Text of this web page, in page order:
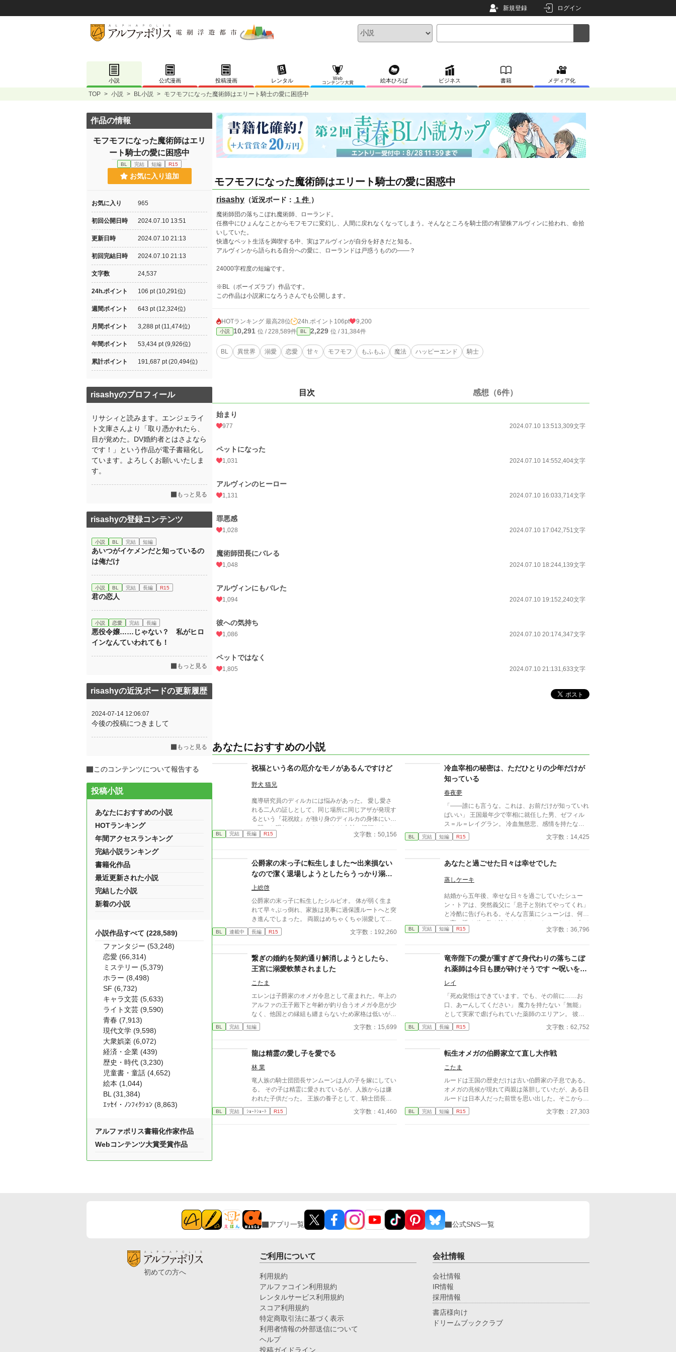
新規登録 ログイン
小説 公式漫画 投稿漫画 レンタル
Web
コンテンツ大賞
絵本ひろば ビジネス 書籍 メディア化
TOP > 小説 > BL小説 > モフモフになった魔術師はエリート騎士の愛に困惑中
モフモフになった魔術師はエリート騎士の愛に困惑中
risashy （近況ボード： 1 件 ）
魔術師団の落ちこぼれ魔術師、ローランド。
任務中にひょんなことからモフモフに変幻し、人間に戻れなくなってしまう。そんなところを騎士団の有望株アルヴィンに拾われ、命拾
いしていた。
快適なペット生活を満喫する中、実はアルヴィンが自分を好きだと知る。
アルヴィンから語られる自分への愛に、ローランドは戸惑うものの——？
24000字程度の短編です。
※BL（ボーイズラブ）作品です。
この作品は小説家になろうさんでも公開します。
HOTランキング 最高28位 24h.ポイント 106pt 9,200
小説 10,291 位 / 228,589件 BL 2,229 位 / 31,384件
BL 異世界 溺愛 恋愛 甘々 モフモフ もふもふ 魔法 ハッピーエンド 騎士
目次 感想（6件）
始まり
977 2024.07.10 13:513,309文字
ペットになった
1,031 2024.07.10 14:552,404文字
アルヴィンのヒーロー
1,131 2024.07.10 16:033,714文字
罪悪感
1,028 2024.07.10 17:042,751文字
魔術師団長にバレる
1,048 2024.07.10 18:244,139文字
アルヴィンにもバレた
1,094 2024.07.10 19:152,240文字
彼への気持ち
1,086 2024.07.10 20:174,347文字
ペットではなく
1,805 2024.07.10 21:131,633文字
あなたにおすすめの小説
祝福という名の厄介なモノがあるんですけど
野犬 猫兄
魔導研究員のディルカには悩みがあった。 愛し愛さ
れる二人の証しとして、同じ場所に同じアザが発現す
るという『花祝紋』が独り身のディルカの身体にいつ
の間にか現れていたのだ。 それは女神の祝福とまで
いわれるアザで、そんな大層なもの誰にも見せられる
ャ……イチャイチャしたいんですけど？！ □■ 少しで
も楽しんでいただけたら嬉しいです！ 完結しまし
11回BL大賞では、ポイントを入れてくださった皆
様、またお読みくださった皆様、どうもありがとうご
ざいましたm(__)m
BL 完結 長編 R15 文字数：50,156
冷血宰相の秘密は、ただひとりの少年だけが
知っている
春夜夢
「――誰にも言うな。これは、お前だけが知っていれ
ばいい」 王国最年少で宰相に就任した男、ゼフィル
ス＝ル＝レイグラン。 冷血無慈悲、感情を持たない
政の化け物として恐れられる彼は、 なぜか、貧民街
の少年リクを城へと引き取る。 誰に対しても一切の
く微笑む―― その裏に隠された、王政を揺るがす“と
ある秘密”とは。 孤児の少年が踏み入れたのは、 権謀
術数渦巻く宰相の世界と、 その胸に秘められた「決
りが出会い、 やがて世界を変えていく、 静かで、甘
くて、痛いほど愛しい恋の物語。
BL 完結 短編 R15 文字数：14,425
公爵家の末っ子に転生しました〜出来損ない
なので潔く退場しようとしたらうっかり溺愛
されてしまった件について〜
上総啓
公爵家の末っ子に転生したシルビオ。 体が弱く生ま
れて早々ぶっ倒れ、家族は見事に過保護ルートへと突
き進んでしまった。 両親はめちゃくちゃ溺愛してく
るし、超強い兄様はブラコンに育ち弟絶対守るマン
に……。 せっかくファンタジーの世界に転生したん
わる上位氷魔法が俺にだけ使えない？ しかも俺に使
える魔法は氷魔法じゃなく『神聖魔法』？というか
『神聖魔法』を操れるのは神に選ばれた愛し子だ
け……？ どうせ余命幾ばくもない出来損ないなら仕
方ない、お荷物の僕はさっさと今世からも退場しよ
う……と思ってたのに？ 偶然騎士たちを神聖魔法で
救って、何故か天使と呼ばれて崇められたり。終いに
は帝国最強の狂血皇子に溺愛されて囲われちゃった
り……いやいやちょっと待て。魔王様、主神様、まさ
ー。ならちょっとばかし遊んでもいいよね？と自由に
やってたら無駄に最強な奴らに溺愛されちゃってた受
(名義を統合しこちらに移動することになりました)
BL 連載中 長編 R15 文字数：192,260
あなたと過ごせた日々は幸せでした
蒸しケーキ
結婚から五年後、幸せな日々を過ごしていたシュー
ン・トアは、突然義父に「息子と別れてやってくれ」
と冷酷に告げられる。そんな言葉にシューンは、何一
つ言い返せず、飲み込むしかなかった。そして、夫で
あるアインス・キールに離婚を切り出すが、アインス
BL 完結 短編 R15 文字数：36,796
繋ぎの婚約を契約通り解消しようとしたら、
王宮に溺愛軟禁されました
こたま
エレンは子爵家のオメガ令息として産まれた。年上の
アルファの王子殿下と年齢が釣り合うオメガ令息が少
なく、他国との縁組も纏まらないため家格は低いが繋
ぎとして一応婚約をしている。王子のことは兄のよう
に慕っており、初恋の人ではあるけれど、契約終了時
えていた。ところが婚約解消時期の直前に王子宮に軟
禁された。結婚を承諾するまでここから出さないと王
子から溢れるほどの愛を与えられる。ハッピーエンド
オメガバースBLです。
BL 完結 短編 文字数：15,699
竜帝陛下の愛が重すぎて身代わりの落ちこぼ
れ薬師は今日も腰が砕けそうです 〜呪いを解
いたら一生離さないと宣言されました〜
レイ
「死ぬ覚悟はできています。でも、その前に……お
口、あーんしてください」 魔力を持たない「無能」
として実家で虐げられていた薬師のエリアン。 彼に
下されたのは、触れるものすべてを焼き尽くす「死の
竜帝」ヴァレリウスへの、身代わりの婚姻だった。
BL 完結 長編 R15 文字数：62,752
龍は精霊の愛し子を愛でる
林 業
竜人族の騎士団団長サンムーンは人の子を嫁にしてい
る。 その子は精霊に愛されているが、人族からは嫌
われた子供だった。 王族の養子として、騎士団長の
嫁として今日も楽しく自由に生きていく。
BL 完結 ｼｮｰﾄｼｮｰﾄ R15 文字数：41,460
転生オメガの伯爵家立て直し大作戦
こたま
ルードは王国の歴史だけは古い伯爵家の子息である。
オメガの兆候が現れて両親は落胆していたが、ある日
ルードは日本人だった前世を思い出した。そこから没
落した伯爵家の立て直しに奮闘する。ルードを手伝う
のは孤児院出身で従者のカーター…実は生後直ぐに隣
BL 完結 短編 R15 文字数：27,303
作品の情報
モフモフになった魔術師はエリ
ート騎士の愛に困惑中
BL 完結 短編 R15
お気に入り追加
お気に入り 965
初回公開日時 2024.07.10 13:51
更新日時 2024.07.10 21:13
初回完結日時 2024.07.10 21:13
文字数 24,537
24h.ポイント 106 pt (10,291位)
週間ポイント 643 pt (12,324位)
月間ポイント 3,288 pt (11,474位)
年間ポイント 53,434 pt (9,926位)
累計ポイント 191,687 pt (20,494位)
risashyのプロフィール
リサシィと読みます。エンジェライ
ト文庫さんより「取り憑かれたら、
目が覚めた。DV婚約者とはさよなら
です！」という作品が電子書籍化し
ています。よろしくお願いいたしま
す。
もっと見る
risashyの登録コンテンツ
小説 BL 完結 短編
あいつがイケメンだと知っているの
は俺だけ
小説 BL 完結 長編 R15
君の恋人
小説 恋愛 完結 長編
悪役令嬢……じゃない？ 私がヒロ
インなんていわれても！
もっと見る
risashyの近況ボードの更新履歴
2024-07-14 12:06:07
今後の投稿につきまして
もっと見る
このコンテンツについて報告する
投稿小説
あなたにおすすめの小説
HOTランキング
年間アクセスランキング
完結小説ランキング
書籍化作品
最近更新された小説
完結した小説
新着の小説
小説作品すべて (228,589)
ファンタジー (53,248)
恋愛 (66,314)
ミステリー (5,379)
ホラー (8,498)
SF (6,732)
キャラ文芸 (5,633)
ライト文芸 (9,590)
青春 (7,913)
現代文学 (9,598)
大衆娯楽 (6,072)
経済・企業 (439)
歴史・時代 (3,230)
児童書・童話 (4,652)
絵本 (1,044)
BL (31,384)
ｴｯｾｲ・ﾉﾝﾌｨｸｼｮﾝ (8,863)
アルファポリス書籍化作家作品
Webコンテンツ大賞受賞作品
アプリ一覧 公式SNS一覧
初めての方へ
ご利用について
利用規約
アルファコイン利用規約
レンタルサービス利用規約
スコア利用規約
特定商取引法に基づく表示
利用者情報の外部送信について
ヘルプ
投稿ガイドライン
会社情報
会社情報
IR情報
採用情報
書店様向け
ドリームブッククラブ